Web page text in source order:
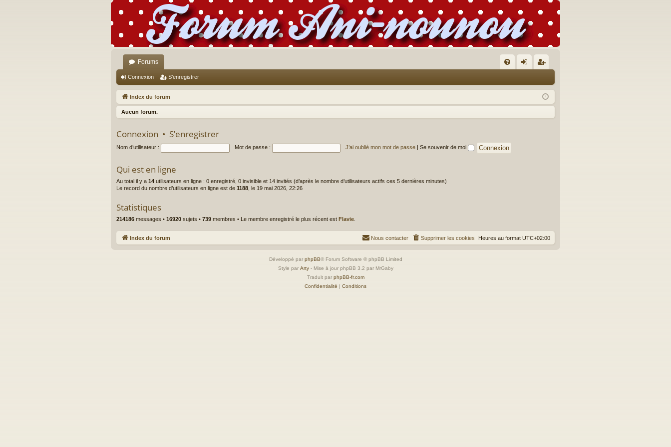
Forums
Q ne
xi
nr
eg
Connexion S’enregistrer
Index du forum
Aucun forum.
Connexion • S’enregistrer
Nom d’utilisateur : Mot de passe : J’ai oublié mon mot de passe Se souvenir de moi
Qui est en ligne
Au total il y a 14 utilisateurs en ligne : 0 enregistré, 0 invisible et 14 invités (d’après le nombre d’utilisateurs actifs ces 5 dernières minutes)
Le record du nombre d’utilisateurs en ligne est de 1188 , le 19 mai 2026, 22:26
Statistiques
214186 messages • 16920 sujets • 739 membres • Le membre enregistré le plus récent est Flavie
Index du forum Heures au format UTC+02:00
Supprimer les cookies
Nous contacter
Développé par phpBB® Forum Software © phpBB Limited
Style par Arty- Mise à jour phpBB 3.2 par MrGaby
Traduit par phpBB-fr.com
Confidentialité | Conditions